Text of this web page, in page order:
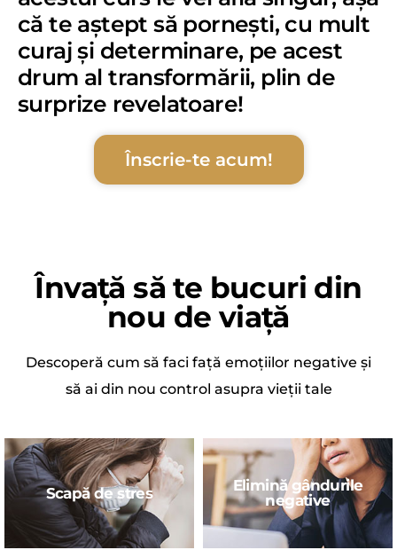
că te aștept să pornești, cu mult
curaj și determinare, pe acest
drum al transformării, plin de
surprize revelatoare!
Înscrie-te acum!
Învață să te bucuri din
nou de viață
Descoperă cum să faci față emoțiilor negative și
să ai din nou control asupra vieții tale
Scapă de stres
Elimină gândurile
negative